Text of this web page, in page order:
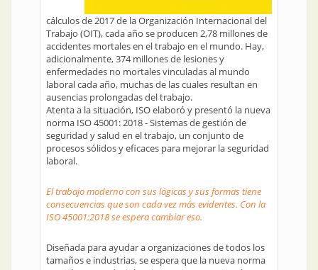
cálculos de 2017 de la Organización Internacional del
Trabajo (OIT), cada año se producen 2,78 millones de
accidentes mortales en el trabajo en el mundo. Hay,
adicionalmente, 374 millones de lesiones y
enfermedades no mortales vinculadas al mundo
laboral cada año, muchas de las cuales resultan en
ausencias prolongadas del trabajo.
Atenta a la situación, ISO elaboró y presentó la nueva
norma ISO 45001: 2018 - Sistemas de gestión de
seguridad y salud en el trabajo, un conjunto de
procesos sólidos y eficaces para mejorar la seguridad
laboral.
El trabajo moderno con sus lógicas y sus formas tiene
consecuencias que son cada vez más evidentes. Con la
ISO 45001:2018 se espera cambiar eso.
Diseñada para ayudar a organizaciones de todos los
tamaños e industrias, se espera que la nueva norma